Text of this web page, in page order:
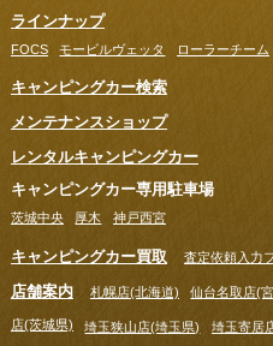
ラインナップ
FOCS モービルヴェッタ ローラーチーム
キャンピングカー検索
メンテナンスショップ
レンタルキャンピングカー
キャンピングカー専用駐車場
茨城中央 厚木 神戸西宮
キャンピングカー買取 査定依頼入力
店舗案内 札幌店(北海道) 仙台名取店(
店(茨城県) 埼玉狭山店(埼玉県) 埼玉寄居